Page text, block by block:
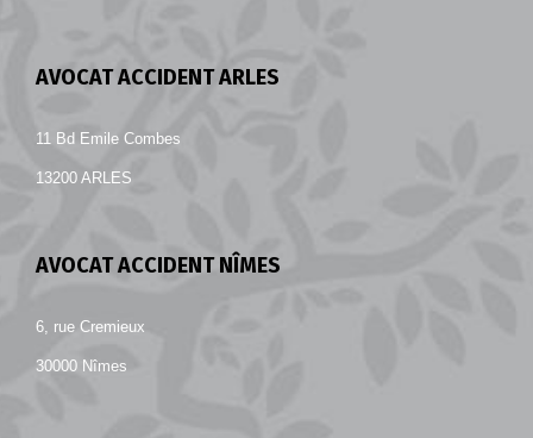
AVOCAT ACCIDENT ARLES
11 Bd Emile Combes
13200 ARLES
AVOCAT ACCIDENT NÎMES
6, rue Cremieux
30000 Nîmes